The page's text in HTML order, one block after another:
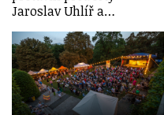
Jaroslav Uhlíř a…